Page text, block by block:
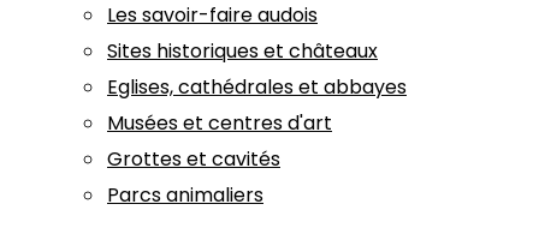
Les savoir-faire audois
Sites historiques et châteaux
Eglises, cathédrales et abbayes
Musées et centres d'art
Grottes et cavités
Parcs animaliers